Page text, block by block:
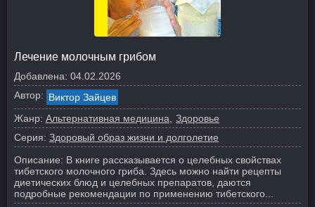
Лечение молочным грибом
Добавлена: 04.02.2026
Автор: Виктор Зайцев
Жанр: Альтернативная медицина
Здоровье
Серия: Здоровый образ жизни и долголетие
Описание: В книге рассказывается о целебных свойствах
тибетского молочного гриба. Здесь можно найти рецепты
диетических блюд и целебных препаратов, даются
подробные рекомендации по применению тибетского...